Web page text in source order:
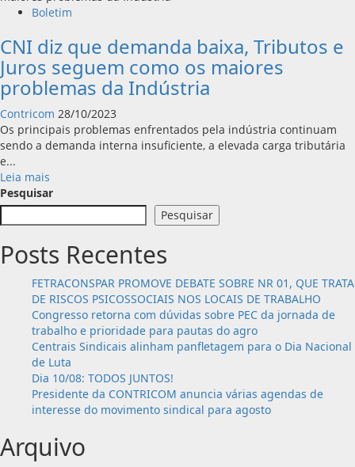
para
da
Economia
em
2024
com
Investimentos
em
Queda
Elevados
Boletim
CNI diz que demanda baixa, Tributos e
Juros seguem como os maiores
problemas da Indústria
Contricom 28/10/2023
Os principais problemas enfrentados pela indústria continuam
sendo a demanda interna insuficiente, a elevada carga tributária
e...
Leia mais
mais
sobre
CNI
que
baixa,
Tributos
e
Juros
seguem
como
os
maiores
problemas
Indústria
Pesquisar
Pesquisar
Posts Recentes
FETRACONSPAR PROMOVE DEBATE SOBRE NR 01, QUE TRATA
DE RISCOS PSICOSSOCIAIS NOS LOCAIS DE TRABALHO
Congresso retorna com dúvidas sobre PEC da jornada de
trabalho e prioridade para pautas do agro
Centrais Sindicais alinham panfletagem para o Dia Nacional
de Luta
Dia 10/08: TODOS JUNTOS!
Presidente da CONTRICOM anuncia várias agendas de
interesse do movimento sindical para agosto
Arquivo